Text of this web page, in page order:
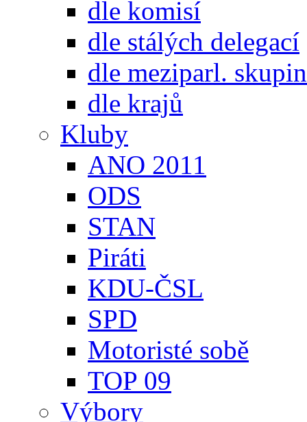
dle komisí
dle stálých delegací
dle meziparl. skupin
dle krajů
Kluby
ANO 2011
ODS
STAN
Piráti
KDU-ČSL
SPD
Motoristé sobě
TOP 09
Výbory